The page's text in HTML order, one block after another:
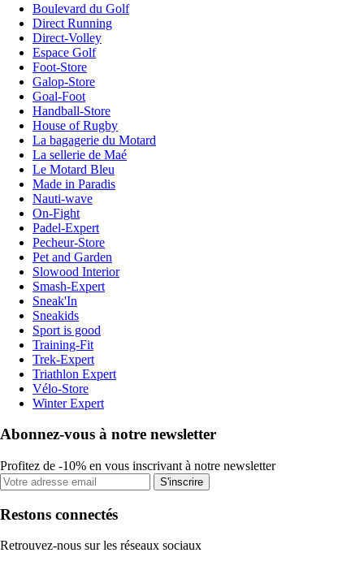
Boulevard du Golf
Direct Running
Direct-Volley
Espace Golf
Foot-Store
Galop-Store
Goal-Foot
Handball-Store
House of Rugby
La bagagerie du Motard
La sellerie de Maé
Le Motard Bleu
Made in Paradis
Nauti-wave
On-Fight
Padel-Expert
Pecheur-Store
Pet and Garden
Slowood Interior
Smash-Expert
Sneak'In
Sneakids
Sport is good
Training-Fit
Trek-Expert
Triathlon Expert
Vélo-Store
Winter Expert
Abonnez-vous à notre newsletter
Profitez de -10% en vous inscrivant à notre newsletter
S'inscrire
Restons connectés
Retrouvez-nous sur les réseaux sociaux